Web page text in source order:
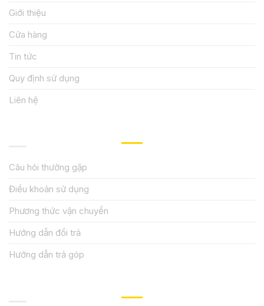
Giới thiệu
Cửa hàng
Tin tức
Quy định sử dụng
Liên hệ
Câu hỏi thường gặp
Điều khoản sử dụng
Phương thức vận chuyển
Hướng dẫn đổi trả
Hướng dẫn trả góp